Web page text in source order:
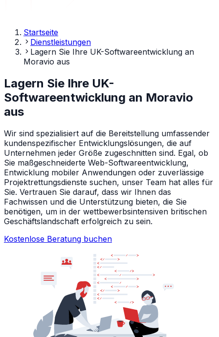
Startseite
Dienstleistungen
Lagern Sie Ihre UK-Softwareentwicklung an
Moravio aus
Lagern Sie Ihre UK-
Softwareentwicklung an Moravio
aus
Wir sind spezialisiert auf die Bereitstellung umfassender
kundenspezifischer Entwicklungslösungen, die auf
Unternehmen jeder Größe zugeschnitten sind. Egal, ob
Sie maßgeschneiderte Web-Softwareentwicklung,
Entwicklung mobiler Anwendungen oder zuverlässige
Projektrettungsdienste suchen, unser Team hat alles für
Sie. Vertrauen Sie darauf, dass wir Ihnen das
Fachwissen und die Unterstützung bieten, die Sie
benötigen, um in der wettbewerbsintensiven britischen
Geschäftslandschaft erfolgreich zu sein.
Kostenlose Beratung buchen